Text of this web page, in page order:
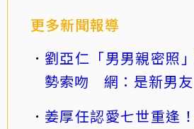
更多新聞報導
劉亞仁「男男親密照
勢索吻 網：是新男友
姜厚任認愛七世重逢